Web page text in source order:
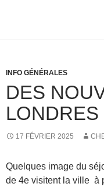
INFO GÉNÉRALES
DES
LONDRES
17 FÉVRIER 2025
Quelques image du
de 4e visitent la ville à